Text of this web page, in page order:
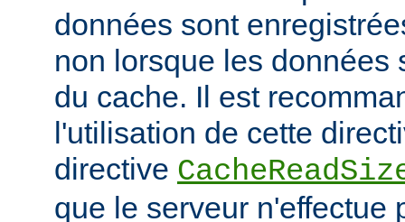
données sont
non lorsque les données
du cache. Il est
l'utilisation de cette
directive
que le serveur n'effectue